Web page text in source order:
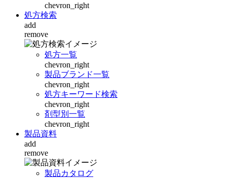
chevron_right
処方検索
add
remove
処方一覧
chevron_right
製品ブランド一覧
chevron_right
処方キーワード検索
chevron_right
剤型別一覧
chevron_right
製品資料
add
remove
製品カタログ